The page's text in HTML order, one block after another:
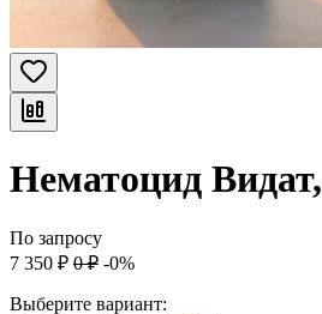
Нематоцид Видат,
По запросу
7 350 ₽ 0 ₽ -0%
Выберите вариант: